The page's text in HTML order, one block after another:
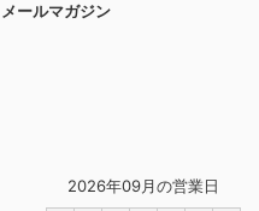
2026年09月の営業日
メールマガジン